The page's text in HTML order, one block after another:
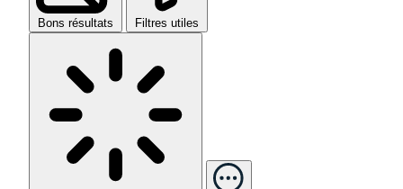
Bons résultats Filtres utiles